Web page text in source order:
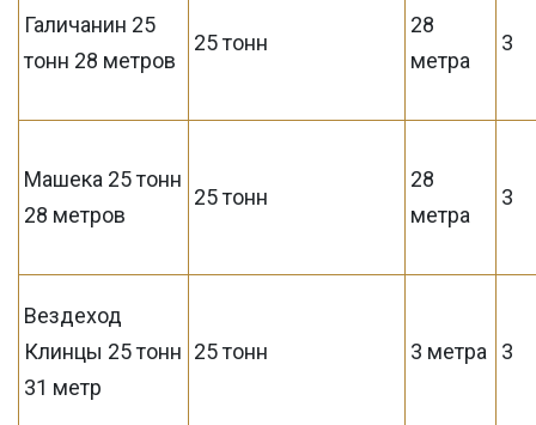
Галичанин 25
тонн 28 метров
25 тонн
28
метра
3
Машека 25 тонн
28 метров
25 тонн
28
метра
3
Вездеход
Клинцы 25 тонн
31 метр
25 тонн 3 метра 3